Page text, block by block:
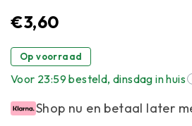
€3,60
Op voorraad
Voor 23:59 besteld, dinsdag in huis
Shop nu en betaal later